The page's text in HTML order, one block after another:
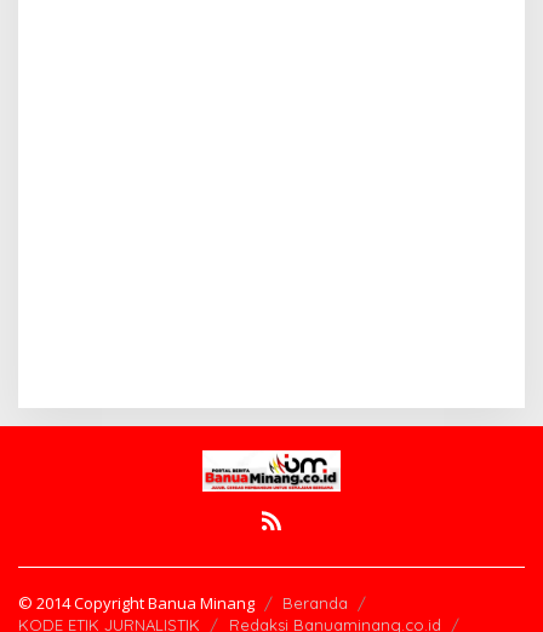
© 2014 Copyright Banua Minang
Beranda
KODE ETIK JURNALISTIK
Redaksi Banuaminang.co.id